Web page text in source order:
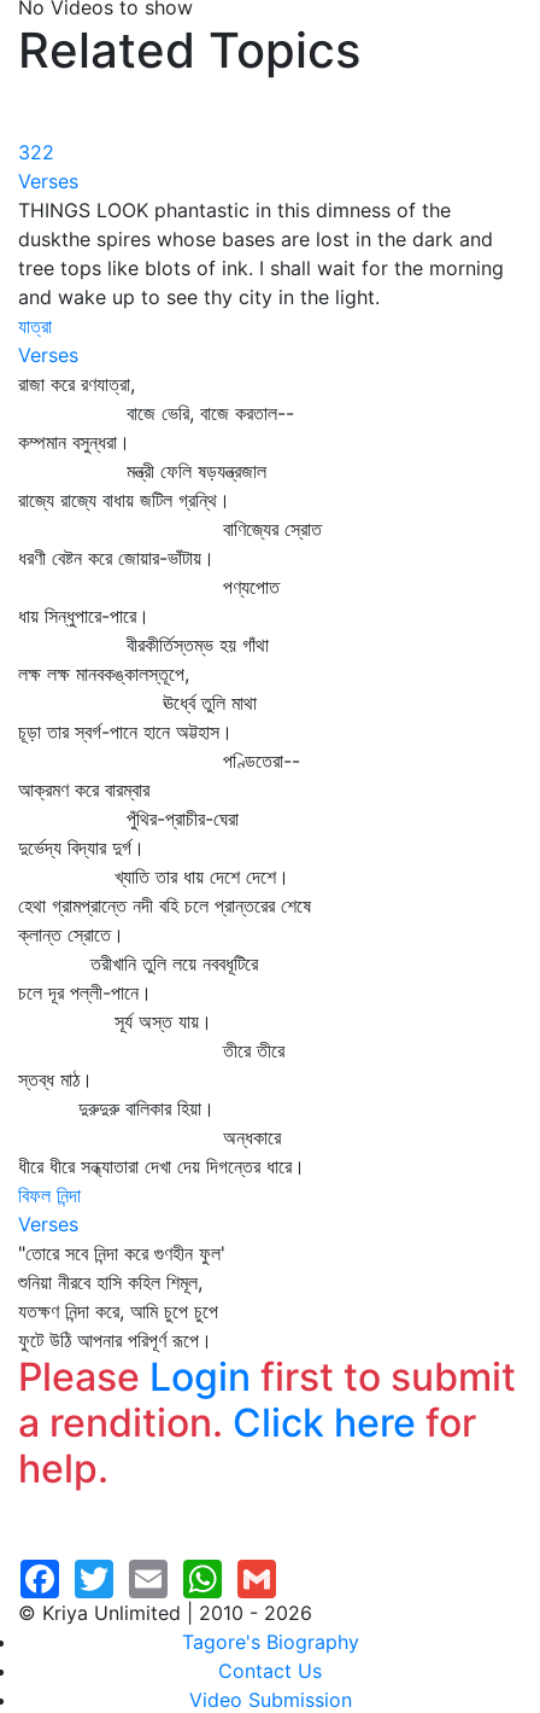
No Videos to show
Related Topics
322
Verses
THINGS LOOK phantastic in this dimness of the
duskthe spires whose bases are lost in the dark and
tree tops like blots of ink. I shall wait for the morning
and wake up to see thy city in the light.
যাত্রা
Verses
রাজা করে রণযাত্রা,
বাজে ভেরি, বাজে করতাল--
কম্পমান বসুন্ধরা।
মন্ত্রী ফেলি ষড়যন্ত্রজাল
রাজ্যে রাজ্যে বাধায় জটিল গ্রন্থি।
বাণিজ্যের স্রোত
ধরণী বেষ্টন করে জোয়ার-ভাঁটায়।
পণ্যপোত
ধায় সিন্ধুপারে-পারে।
বীরকীর্তিস্তম্ভ হয় গাঁথা
লক্ষ লক্ষ মানবকঙ্কালস্তূপে,
ঊর্ধ্বে তুলি মাথা
চূড়া তার স্বর্গ-পানে হানে অট্টহাস।
পণ্ডিতেরা--
আক্রমণ করে বারম্বার
পুঁথির-প্রাচীর-ঘেরা
দুর্ভেদ্য বিদ্যার দুর্গ।
খ্যাতি তার ধায় দেশে দেশে।
হেথা গ্রামপ্রান্তে নদী বহি চলে প্রান্তরের শেষে
ক্লান্ত স্রোতে।
তরীখানি তুলি লয়ে নববধূটিরে
চলে দূর পল্লী-পানে।
সূর্য অস্ত যায়।
তীরে তীরে
স্তব্ধ মাঠ।
দুরুদুরু বালিকার হিয়া।
অন্ধকারে
ধীরে ধীরে সন্ধ্যাতারা দেখা দেয় দিগন্তের ধারে।
বিফল নিন্দা
Verses
"তোরে সবে নিন্দা করে গুণহীন ফুল'
শুনিয়া নীরবে হাসি কহিল শিমূল,
যতক্ষণ নিন্দা করে, আমি চুপে চুপে
ফুটে উঠি আপনার পরিপূর্ণ রূপে।
Please Login first to submit
a rendition. Click here for
help.
© Kriya Unlimited | 2010 - 2026
Tagore's Biography
Contact Us
Video Submission